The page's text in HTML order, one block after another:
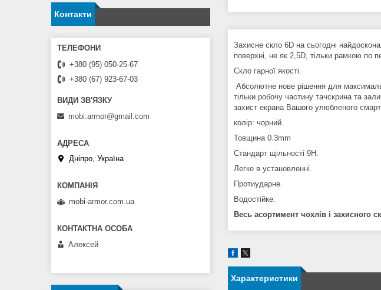
Захисне скло 6D на сьогодні
поверхні, не як 2,5D, тільки рамкою по
Скло гарної якості.
Абсолютне нове рішення для
тільки робочу частину тачскрина та
захист екрана Вашого улюбленого
колір: чорний.
Товщина 0.3mm
Стандарт щільності 9Н.
Легке в установленні.
Протиударне.
Водостійке.
Весь асортимент чохлів і захисного
Характеристики
Контакти
+380 (95) 050-25-67
+380 (67) 923-67-03
mobi.armor@gmail.com
Дніпро, Україна
mobi-armor.com.ua
Алексей